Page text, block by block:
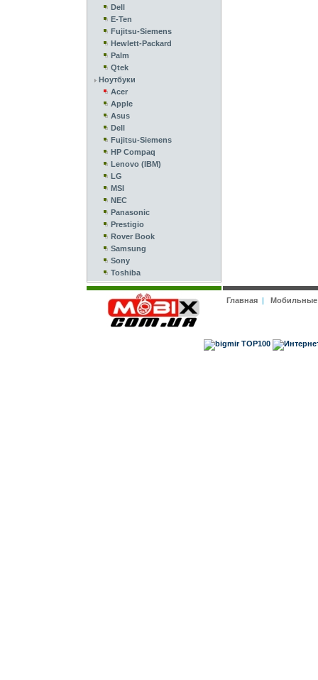
Dell
E-Ten
Fujitsu-Siemens
Hewlett-Packard
Palm
Qtek
Ноутбуки
Acer
Apple
Asus
Dell
Fujitsu-Siemens
HP Compaq
Lenovo (IBM)
LG
MSI
NEC
Panasonic
Prestigio
Rover Book
Samsung
Sony
Toshiba
Главная|